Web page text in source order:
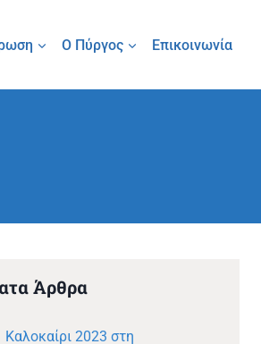
Ο Πύργος Επικοινωνία
Άρθρα
Καλοκαίρι 2023 στη